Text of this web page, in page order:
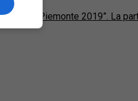
dal Piemonte 2019”. La